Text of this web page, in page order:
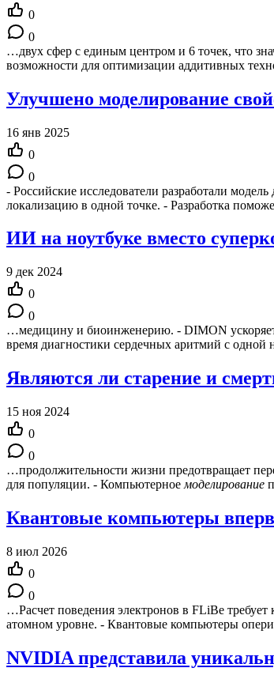
0
0
…двух сфер с единым центром и 6 точек, что
возможности для оптимизации аддитивных
Улучшено моделирование
16 янв 2025
0
0
- Российские исследователи разработали
локализацию в одной точке. - Разработка
ИИ на ноутбуке вместо
9 дек 2024
0
0
…медицину и биоинженерию. - DIMON
время диагностики сердечных аритмий с одной
Являются ли старение и
15 ноя 2024
0
0
…продолжительности жизни предотвращает
для популяции. - Компьютерное моделирование
Квантовые компьютеры
8 июл 2026
0
0
…Расчет поведения электронов в FLiBe
атомном уровне. - Квантовые компьютеры
NVIDIA представила